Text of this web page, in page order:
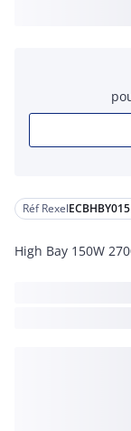
Réf RexelECBHBY015
High Bay 150W